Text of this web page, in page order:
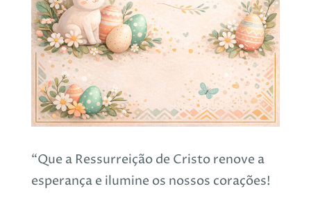
“Que a Ressurreição de Cristo renove a
esperança e ilumine os nossos corações!